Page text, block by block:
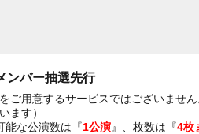
ンバー抽選先行
ご用意するサービスではございませ
ます）
能な公演数は『1公演』、枚数は『4枚